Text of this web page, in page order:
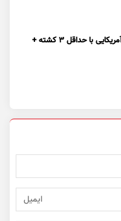
تیراندازی در رستوران آمریکایی با حداقل ۳ کشته +